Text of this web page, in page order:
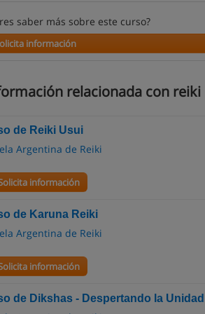
saber más sobre este curso?
información
relacionada con reiki
de Reiki Usui
Argentina de Reiki
información
de Karuna Reiki
Argentina de Reiki
información
de Dikshas - Despertando la